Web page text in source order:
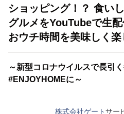
ショッピング！？ 食い
グルメをYouTubeで生
おウチ時間を美味しく楽
～新型コロナウイルスで長引
#ENJOYHOMEに～
株式会社ゲートサー